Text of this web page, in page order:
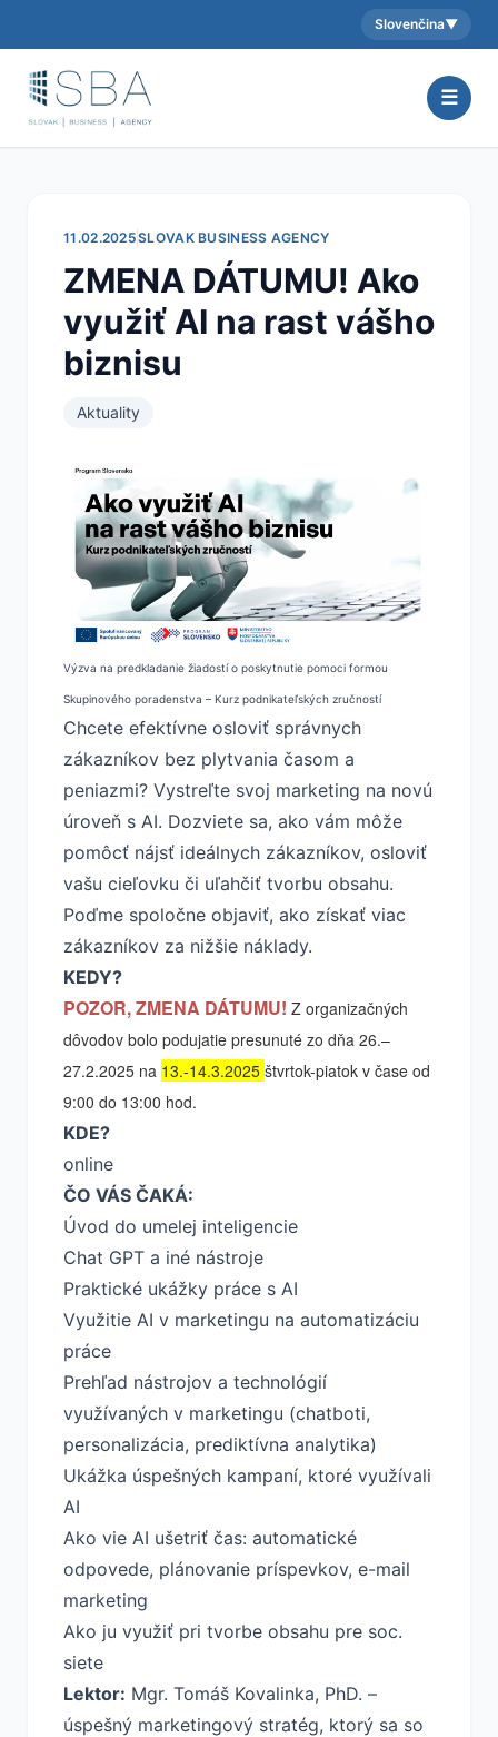
Aktuálny jazyk:
Slovenčina▼
☰
11.02.2025SLOVAK BUSINESS AGENCY
ZMENA DÁTUMU! Ako
využiť AI na rast vášho
biznisu
Aktuality
Výzva na predkladanie žiadostí o poskytnutie pomoci formou
Skupinového poradenstva – Kurz podnikateľských zručností
Chcete efektívne osloviť správnych
zákazníkov bez plytvania časom a
peniazmi? Vystreľte svoj marketing na novú
úroveň s AI. Dozviete sa, ako vám môže
pomôcť nájsť ideálnych zákazníkov, osloviť
vašu cieľovku či uľahčiť tvorbu obsahu.
Poďme spoločne objaviť, ako získať viac
zákazníkov za nižšie náklady.
KEDY?
POZOR, ZMENA DÁTUMU! Z organizačných
dôvodov bolo podujatie presunuté zo dňa 26.–
27.2.2025 na 13.-14.3.2025 štvrtok-piatok v čase od
9:00 do 13:00 hod.
KDE?
online
ČO VÁS ČAKÁ:
Úvod do umelej inteligencie
Chat GPT a iné nástroje
Praktické ukážky práce s AI
Využitie AI v marketingu na automatizáciu
práce
Prehľad nástrojov a technológií
využívaných v marketingu (chatboti,
personalizácia, prediktívna analytika)
Ukážka úspešných kampaní, ktoré využívali
AI
Ako vie AI ušetriť čas: automatické
odpovede, plánovanie príspevkov, e-mail
marketing
Ako ju využiť pri tvorbe obsahu pre soc.
siete
Lektor: Mgr. Tomáš Kovalinka, PhD. –
úspešný marketingový stratég, ktorý sa so